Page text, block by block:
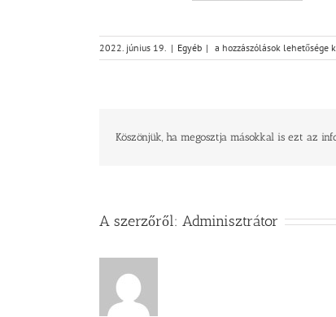
2022. június 19. | Egyéb | Életképek
a
a hozzászólások lehetősége
Köszönjük, ha megosztja másokkal is ezt az
A szerzőről: Adminisztrátor